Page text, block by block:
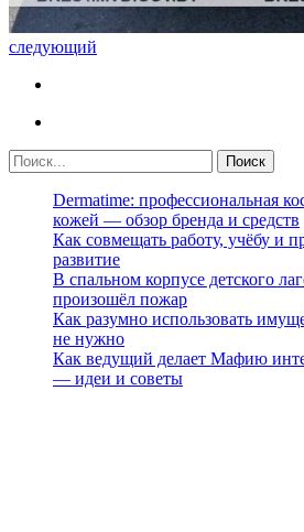
следующий
Dermatime: профессиональная
кожей — обзор бренда и средств
Как совмещать работу, учёбу и
развитие
В спальном корпусе детского
произошёл пожар
Как разумно использовать
не нужно
Как ведущий делает Мафию
— идеи и советы